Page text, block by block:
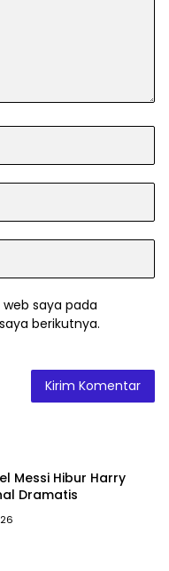
saya pada
berikutnya.
Messi Hibur Harry
Dramatis